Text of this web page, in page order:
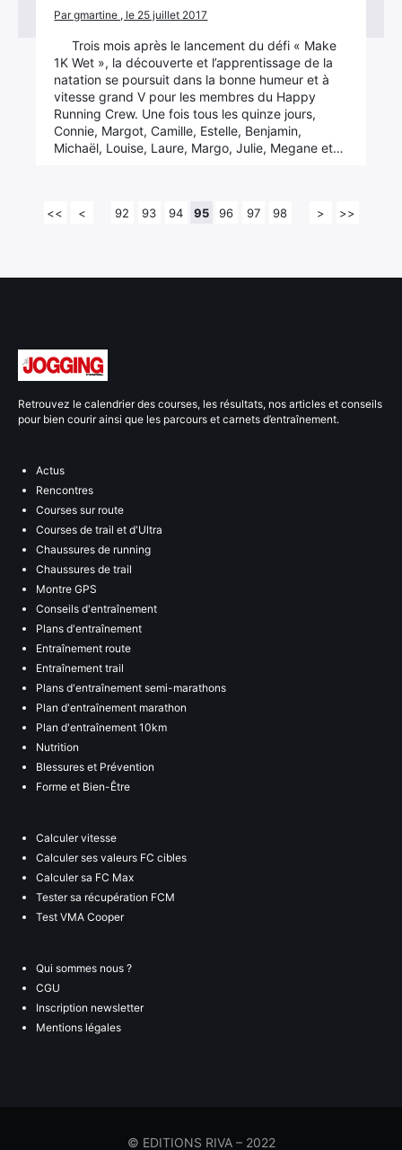
Par gmartine , le 25 juillet 2017
Trois mois après le lancement du défi « Make
1K Wet », la découverte et l’apprentissage de la
natation se poursuit dans la bonne humeur et à
vitesse grand V pour les membres du Happy
Running Crew. Une fois tous les quinze jours,
Connie, Margot, Camille, Estelle, Benjamin,
Michaël, Louise, Laure, Margo, Julie, Megane et…
<< < 92 93 94 95 96 97 98 > >>
Retrouvez le calendrier des courses, les résultats, nos articles et conseils
pour bien courir ainsi que les parcours et carnets d’entraînement.
Actus
Rencontres
Courses sur route
Courses de trail et d'Ultra
Chaussures de running
Chaussures de trail
Montre GPS
Conseils d'entraînement
Plans d'entraînement
Entraînement route
Entraînement trail
Plans d'entraînement semi-marathons
Plan d'entraînement marathon
Plan d'entraînement 10km
Nutrition
Blessures et Prévention
Forme et Bien-Être
Calculer vitesse
Calculer ses valeurs FC cibles
Calculer sa FC Max
Tester sa récupération FCM
Test VMA Cooper
Qui sommes nous ?
CGU
Inscription newsletter
Mentions légales
© EDITIONS RIVA – 2022